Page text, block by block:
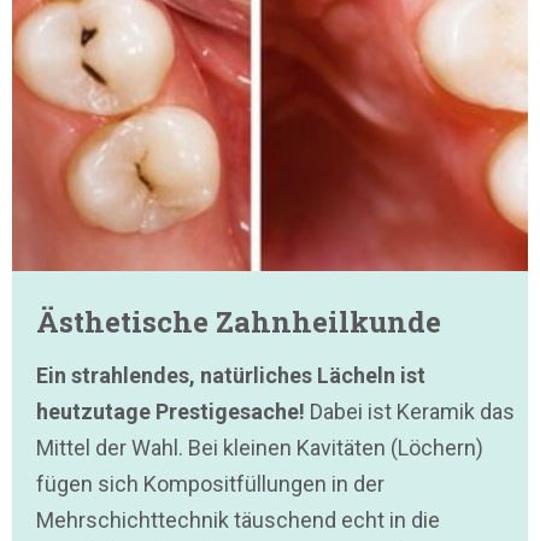
Ästhetische Zahnheilkunde
Ein strahlendes, natürliches Lächeln ist
heutzutage Prestigesache! Dabei ist Keramik das
Mittel der Wahl. Bei kleinen Kavitäten (Löchern)
fügen sich Kompositfüllungen in der
Mehrschichttechnik täuschend echt in die